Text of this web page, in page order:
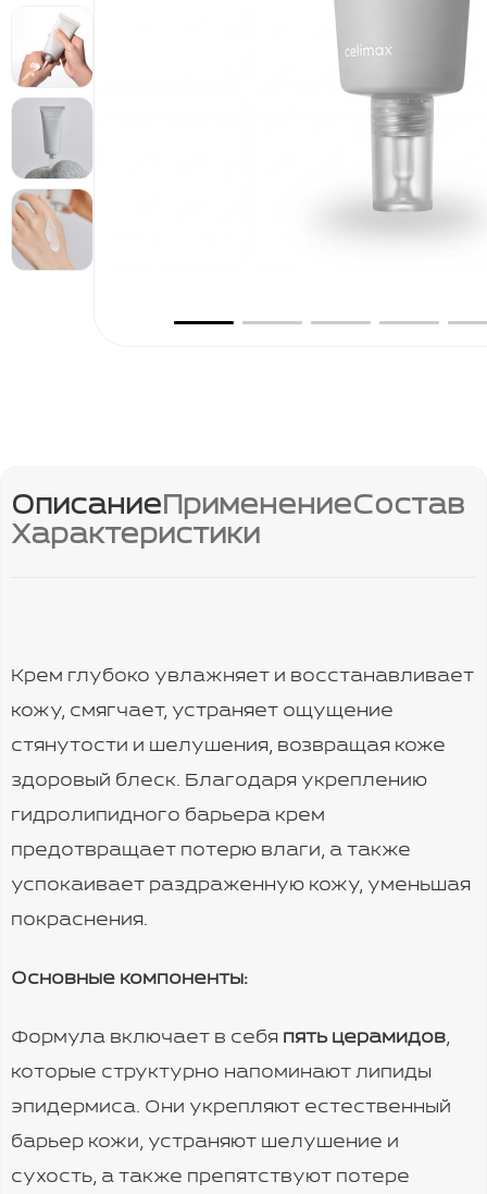
ЭТАП 04
Уход для зоны вокруг глаз
ЭТАП 05
Аппараты
ОписаниеПрименениеСостав
Характеристики
Крем глубоко увлажняет и восстанавливает
кожу, смягчает, устраняет ощущение
стянутости и шелушения, возвращая коже
здоровый блеск. Благодаря укреплению
гидролипидного барьера крем
предотвращает потерю влаги, а также
успокаивает раздраженную кожу, уменьшая
покраснения.
Основные компоненты:
Формула включает в себя пять церамидов,
которые структурно напоминают липиды
эпидермиса. Они укрепляют естественный
барьер кожи, устраняют шелушение и
сухость, а также препятствуют потере